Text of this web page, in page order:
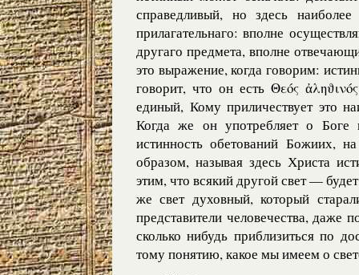
справедливый, но здесь
прилагательнаго: вполне
другаго предмета, вполне
это выражение, когда говорим:
говорит, что он есть Θεός
единый, Кому приличествует это
Когда же он употребляет о Боге
истинность обетований Божиих,
образом, называя здесь Христа
этим, что всякий другой свет —
же свет духовный, который
представители человечества,
сколько нибудь приблизиться по
тому понятию, какое мы имеем о